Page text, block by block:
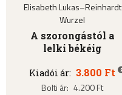
Elisabeth Lukas–Reinhardt
Wurzel
A szorongástól a
lelki békéig
Kiadói ár: 3.800 Ft
Bolti ár: 4.200 Ft